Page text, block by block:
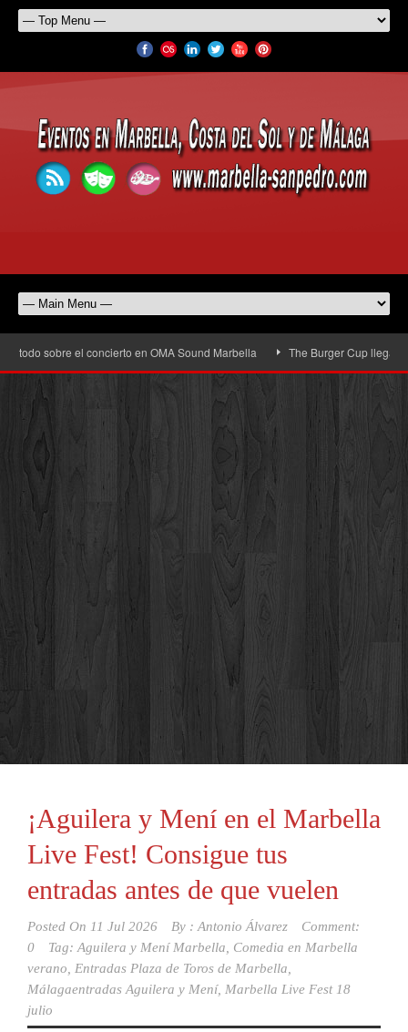
sobre el concierto en OMA Sound Marbella The Burger Cup llega a
¡Aguilera y Mení en el Marbella
Live Fest! Consigue tus
entradas antes de que vuelen
Posted On 11 Jul 2026 By : Antonio Álvarez
Comment:
0
Tag: Aguilera y Mení Marbella
Comedia en Marbella
verano
Entradas Plaza de Toros de Marbella
Málagaentradas Aguilera y Mení, Marbella Live Fest 18
julio